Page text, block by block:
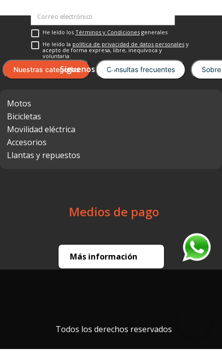
He leído los Términos y Condicionesgenerales
He leído la política de privacidad de datos personalesy
acepto de forma expresa, libre, inequívoca y
voluntaria.
Nuestras categorías Consultas frecuentes
Motos
Bicicletas
Movilidad eléctrica
Accesorios
Llantas y repuestos
Medios de pago
Más información
Todos los derechos reservados